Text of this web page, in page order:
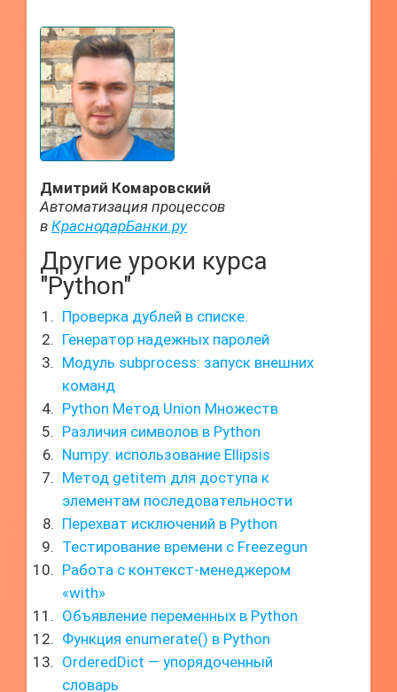
Дмитрий Комаровский
Автоматизация процессов
в КраснодарБанки.ру
Другие уроки курса
"Python"
Проверка дублей в списке.
Генератор надежных паролей
Модуль subprocess: запуск внешних
команд
Python Метод Union Множеств
Различия символов в Python
Numpy: использование Ellipsis
Метод getitem для доступа к
элементам последовательности
Перехват исключений в Python
Тестирование времени с Freezegun
Работа с контекст-менеджером
«with»
Объявление переменных в Python
Функция enumerate() в Python
OrderedDict — упорядоченный
словарь